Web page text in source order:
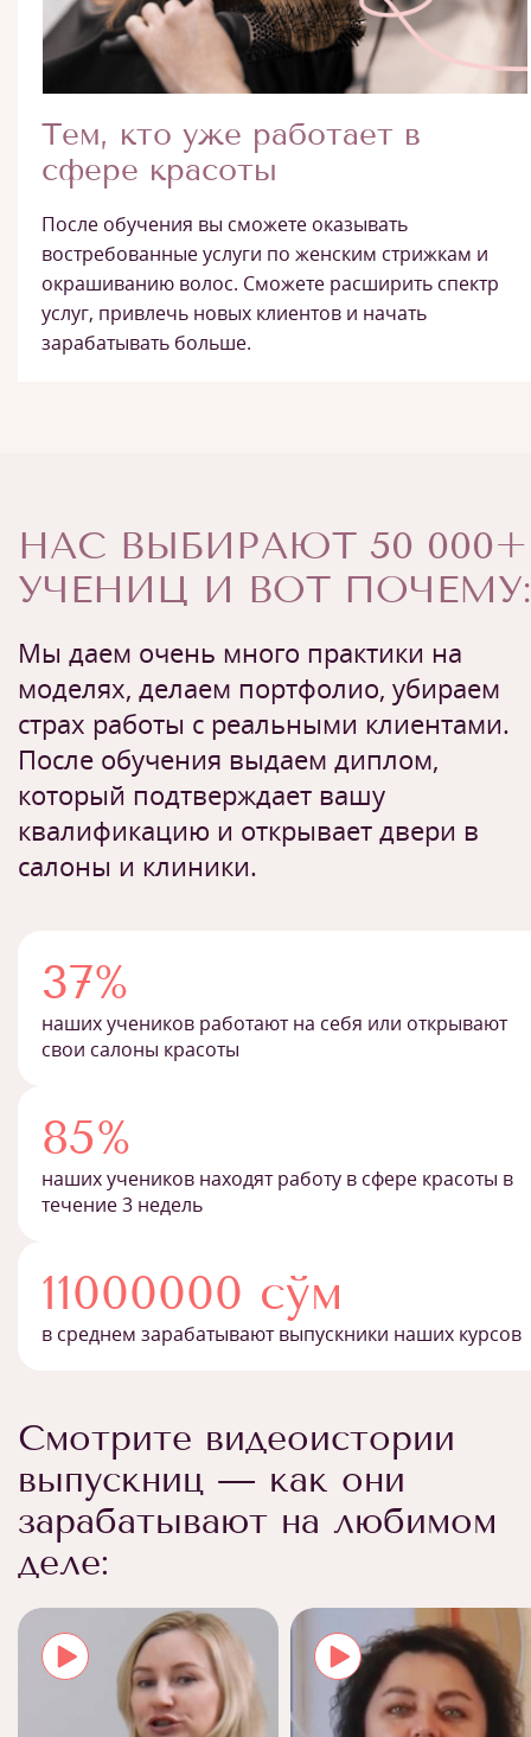
Тем, кто уже работает в
сфере красоты
После обучения вы сможете оказывать
востребованные услуги по женским стрижкам и
окрашиванию волос. Сможете расширить спектр
услуг, привлечь новых клиентов и начать
зарабатывать больше.
НАС ВЫБИРАЮТ 50 000+
УЧЕНИЦ И ВОТ ПОЧЕМУ:
Мы даем очень много практики на
моделях, делаем портфолио, убираем
страх работы с реальными клиентами.
После обучения выдаем диплом,
который подтверждает вашу
квалификацию и открывает двери в
салоны и клиники.
37%
наших учеников работают на себя или открывают
свои салоны красоты
85%
наших учеников находят работу в сфере красоты в
течение 3 недель
11000000 сўм
в среднем зарабатывают выпускники наших курсов
Смотрите видеоистории
выпускниц — как они
зарабатывают на любимом
деле: